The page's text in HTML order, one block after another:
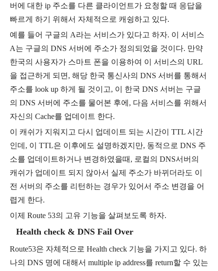
버에 대한 ip 주소를 다른 클라이언트가 요청할 때 응답을
빠르게 하기 위해서 자체적으로 캐슁하고 있다.
예를 들어 구글의 A라는 서비스가 있다고 하자. 이 서비스
A는 구글의 DNS 서버에 주소가 정의되었을 것이다. 만약
한국의 사용자가 스마트 폰을 이용하여 이 서비스의 URL
을 접근하게 되면 , 해당 한국 통신사의 DNS 서버를 통해서
주소를 look up 하게 될 것이고, 이 한국 DNS 서버는 구글
의 DNS 서버에 주소를 물어본 후에 , 다음 서비스를 위해서
자신의 Cache를 업데이트 한다.
이 캐쉬가 지워지고 다시 업데이트 되는 시간이
TTL 시간
인데 , 이 TTL은 이후에도 설명하겠지만, 동적으로 DNS 주
소를 업데이트하거나 변경하였을때 , 로컬의 DNS서버의
캐쉬가 업데이트 되지 않아서 실제 주소가 바뀌더라도 이
전 서버의 주소를 리턴하는 경우가 있어서 주소 변경을 어
렵게 한다.
이제 Route 53의 고유 기능을 살펴보도록 하자.
Health check & DNS Fail Over
Route53은 자체적으로 Health check 기능을 가지고 있다. 하
나의 DNS 명에 대해서 multiple ip address를 return할 수 있는